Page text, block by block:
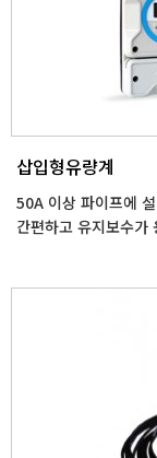
삽입형유량계
50A 이상 파이프에
간편하고 유지보수가